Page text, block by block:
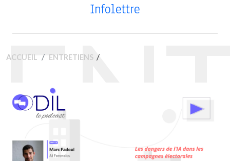
Infolettre
ACCUEIL ENTRETIENS /